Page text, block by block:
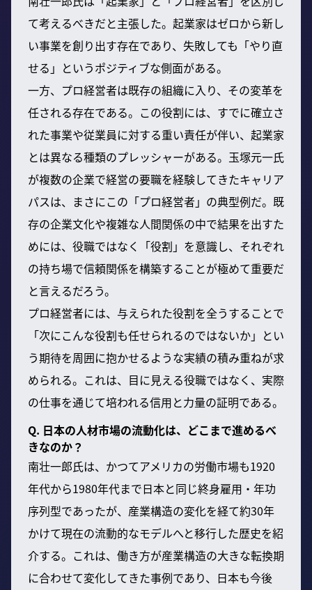
て考えるべきだと主張した。起業家はゼロから新し
い事業を創り出す存在であり、失敗しても「やり直
せる」というポジティブな側面がある。
一方、プロ経営者は既存の組織に入り、その変革を
任される存在である。この役割には、すでに確立さ
れた事業や従業員に対する重い責任が伴い、起業家
とは異なる種類のプレッシャーがある。玉塚元一氏
が複数の企業で経営の要職を経験してきたキャリア
パスは、まさにこの「プロ経営者」の典型例だ。既
存の企業文化や複雑な人間関係の中で結果を出すた
めには、役職ではなく「役割」を意識し、それぞれ
の持ち場で信頼関係を構築することが極めて重要だ
と言えるだろう。
プロ経営者には、与えられた役割を全うすることで
「次にこんな役割も任せられるのではないか」とい
う期待を周囲に抱かせるような実績の積み重ねが求
められる。これは、目に見える役職ではなく、実際
の仕事を通じて培われる信用と力量の証明である。
Q. 日本の人材市場の流動化は、どこまで進めるべ
きなのか？
南壮一郎氏は、かつてアメリカの労働市場も1920
年代から1980年代まで日本と同じ終身雇用・年功
序列型であったが、産業構造の変化を経て約30年
かけて現在の流動的なモデルへと移行した歴史を紹
介する。これは、働き方が産業構造の大きな転換期
に合わせて変化してきた事例であり、日本も今後